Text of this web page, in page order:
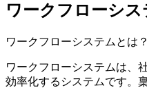
ワークフローシス
ワークフローシステム とは？
ワークフローシステムは、
効率化するシステムです。